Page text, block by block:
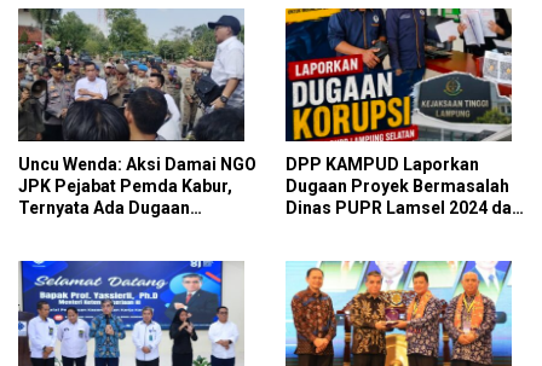
Uncu Wenda: Aksi Damai NGO
JPK Pejabat Pemda Kabur,
Ternyata Ada Dugaan
DPP KAMPUD Laporkan
Dugaan Proyek Bermasalah
Dinas PUPR Lamsel 2024 dan